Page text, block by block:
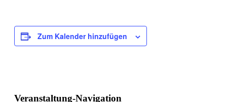
Zum Kalender hinzufügen
Veranstaltung-Navigation